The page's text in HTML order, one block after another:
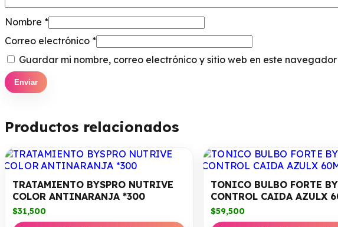
Nombre *
Correo electrónico *
Guardar mi nombre, correo electrónico y sitio web en este
Productos relacionados
TRATAMIENTO BYSPRO NUTRIVE
COLOR ANTINARANJA *300
$31,500
TONICO BULBO FORTE
CONTROL CAIDA AZULX
$59,500